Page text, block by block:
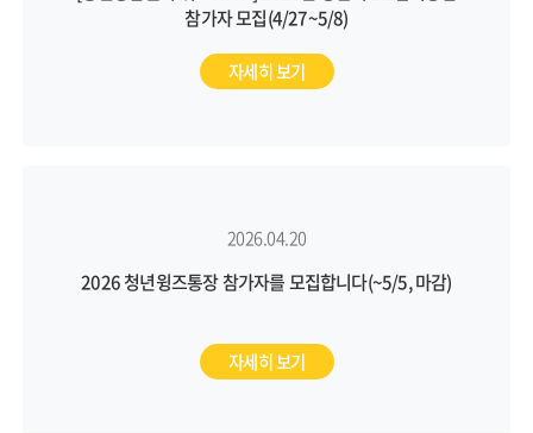
참가자 모집(4/27~5/8)
자세히 보기
2026.04.20
2026 청년윙즈통장 참가자를 모집합니다(~5/5, 마감)
자세히 보기